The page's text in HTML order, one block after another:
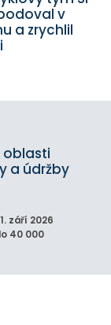
v
a zrychlil
oblasti
a údržby
září 2026
40 000